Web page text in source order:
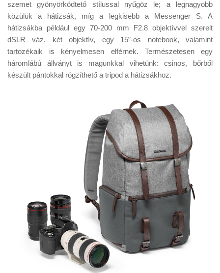
Helyszíni Riport
E-BB
szemet gyönyörködtető stílussal nyűgöz le; a legnagyobb
közülük a hátizsák, míg a legkisebb a Messenger S. A
hátizsákba például egy 70-200 mm F2.8 objektívvel szerelt
dSLR váz, két objektív, egy 15”-os notebook, valamint
tartozékaik is kényelmesen elférnek. Természetesen egy
háromlábú állványt is magunkkal vihetünk: csinos, bőrből
készült pántokkal rögzíthető a tripod a hátizsákhoz.